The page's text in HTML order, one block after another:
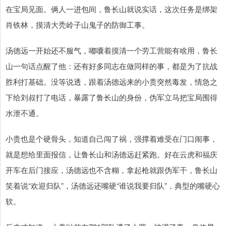
在宝局见面。俩人一进包间，鲁长山就说实话，这次任务是绑架
肖铁林，摸清大秃岭子山鬼子的防御工事。
汤德远一开始还不服气，嘟囔着摸清一个劳工营能有啥用，鲁长
山一句话点醒了他：还有好多同志在做同样的事，都是为了抗战
胜利打基础。没等说透，跟着汤德远来的小贵突然毒发，情急之
下给刘叔打了电话，暴露了鲁长山的身份，伪军立马把宝局围得
水泄不通。
小贵也是个硬骨头，知道自己闯了祸，强撑着难受在门口闹事，
就是想给里面报信，让鲁长山和汤德远赶紧跑。好在云虎和福庆
开车在后门接应，汤德远也不含糊，拿起枪就跟伪军干，鲁长山
笑着说“欢迎归队”，汤德远还嘴硬“谁说我要归队”，典型的嘴硬心
软。